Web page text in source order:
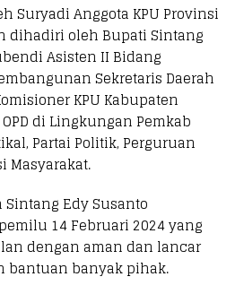
Suryadi Anggota KPU Provinsi
dihadiri oleh Bupati Sintang
Asisten II Bidang
Sekretaris Daerah
KPU Kabupaten
di Lingkungan Pemkab
Partai Politik, Perguruan
Masyarakat.
Sintang Edy Susanto
14 Februari 2024 yang
dengan aman dan lancar
bantuan banyak pihak.